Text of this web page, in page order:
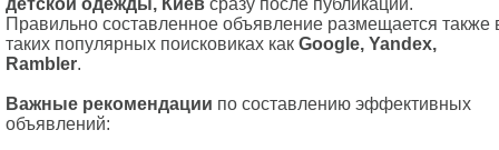
детской одежды, Киев сразу после публикации.
Правильно составленное объявление размещается также
таких популярных поисковиках как Google, Yandex,
Rambler.
Важные рекомендации по составлению эффективных
объявлений: